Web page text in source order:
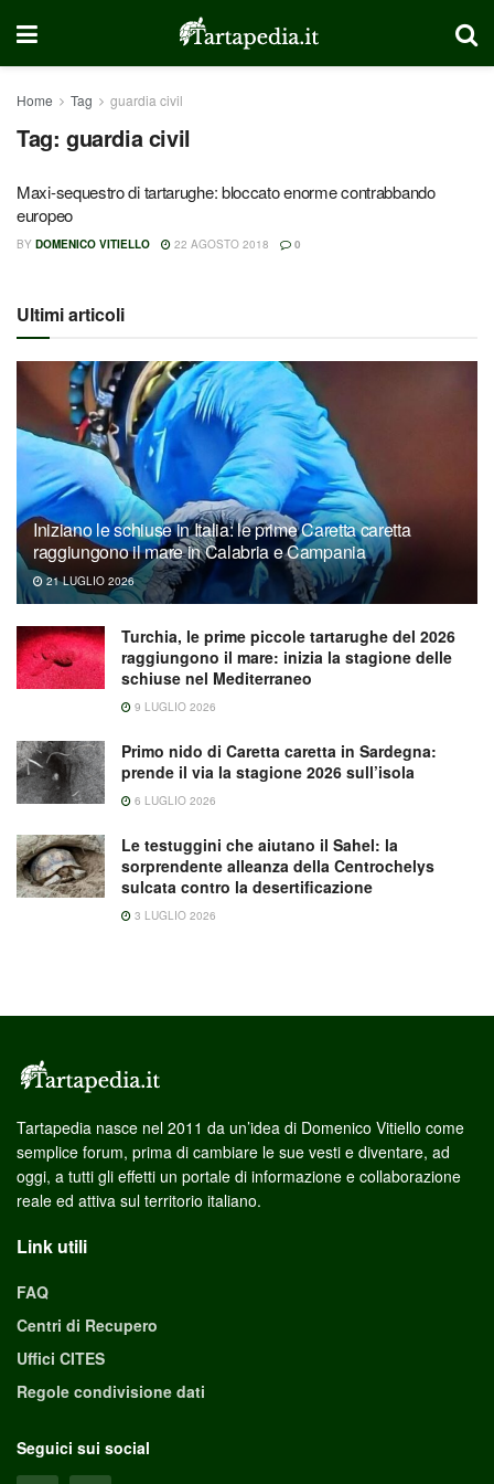
Home Tag guardia civil
Tag: guardia civil
Maxi-sequestro di tartarughe: bloccato enorme contrabbando
europeo
BY DOMENICO VITIELLO 22 AGOSTO 2018 0
Ultimi articoli
Iniziano le schiuse in Italia: le prime Caretta caretta
raggiungono il mare in Calabria e Campania
21 LUGLIO 2026
Turchia, le prime piccole tartarughe del 2026
raggiungono il mare: inizia la stagione delle
schiuse nel Mediterraneo
9 LUGLIO 2026
Primo nido di Caretta caretta in Sardegna:
prende il via la stagione 2026 sull’isola
6 LUGLIO 2026
Le testuggini che aiutano il Sahel: la
sorprendente alleanza della Centrochelys
sulcata contro la desertificazione
3 LUGLIO 2026
Tartapedia nasce nel 2011 da un’idea di Domenico Vitiello come
semplice forum, prima di cambiare le sue vesti e diventare, ad
oggi, a tutti gli effetti un portale di informazione e collaborazione
reale ed attiva sul territorio italiano.
Link utili
FAQ
Centri di Recupero
Uffici CITES
Regole condivisione dati
Seguici sui social